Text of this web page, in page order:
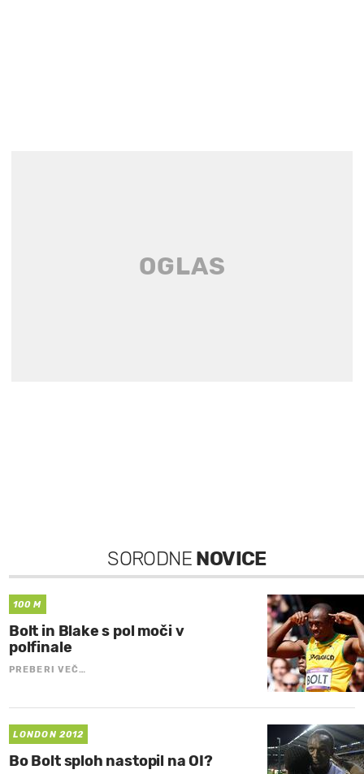
SORODNE NOVICE
100 M
Bolt in Blake s pol moči v
polfinale
PREBERI VEČ…
LONDON 2012
Bo Bolt sploh nastopil na OI?